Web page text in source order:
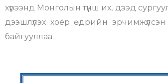
хүрээнд Монголын түнш их, дээд
дээшлүүлэх хоёр өдрийн
байгууллаа.